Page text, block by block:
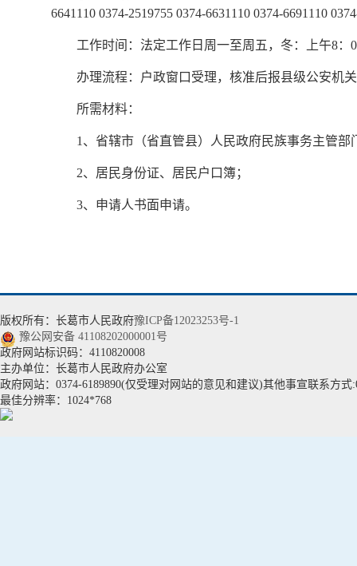
6641110 0374-2519755 0374-6631110 0374-6691110
工作时间：法定工作日周一至周五，冬：上午8：
办理流程：户政窗口受理，核准后报县级公安机
所需材料：
1、省辖市（省直管县）人民政府民族事务主管
2、居民身份证、居民户口簿；
3、申请人书面申请。
版权所有：长葛市人民政府豫ICP备12023253号-1
豫公网安备 41108202000001号
政府网站标识码：4110820008
主办单位：长葛市人民政府办公室
政府网站：0374-6189890(仅受理对网站的意见和建议)其他事宣联系方式
最佳分辨率：1024*768